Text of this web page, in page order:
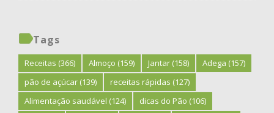
Tags
Receitas (366) Almoço (159) Jantar (158) Adega (157)
pão de açúcar (139) receitas rápidas (127)
Alimentação saudável (124) dicas do Pão (106)